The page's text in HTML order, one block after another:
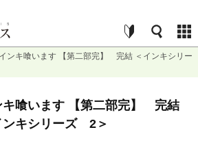
インキ喰います 【第二部完】 完結 ＜インキシリー
キ喰います 【第二部完】 完結
ンキシリーズ 2＞